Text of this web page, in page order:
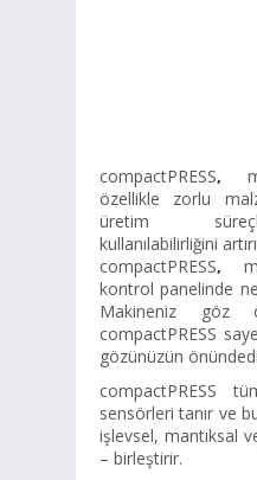
compactPRESS,
özellikle zorlu
üretim
kullanılabilirliğini
compactPRESS,
kontrol panelinde
Makineniz göz
compactPRESS
gözünüzün
compactPRESS
sensörleri tanır ve
işlevsel, mantıksal
– birleştirir.